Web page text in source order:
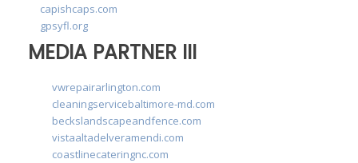
capishcaps.com
gpsyfl.org
MEDIA PARTNER III
vwrepairarlington.com
cleaningservicebaltimore-md.com
beckslandscapeandfence.com
vistaaltadelveramendi.com
coastlinecateringnc.com